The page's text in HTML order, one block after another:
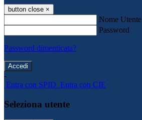
button close ×
Nome Utente
Password
Password dimenticata?
-
Entra con SPID Entra con CIE
Seleziona utente